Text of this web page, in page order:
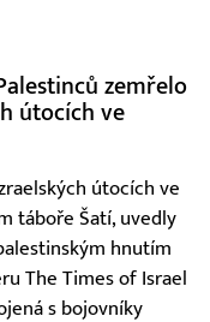
zemřelo
útocích ve
útocích ve
táboře Šatí, uvedly
hnutím
The Times of Israel
s bojovníky